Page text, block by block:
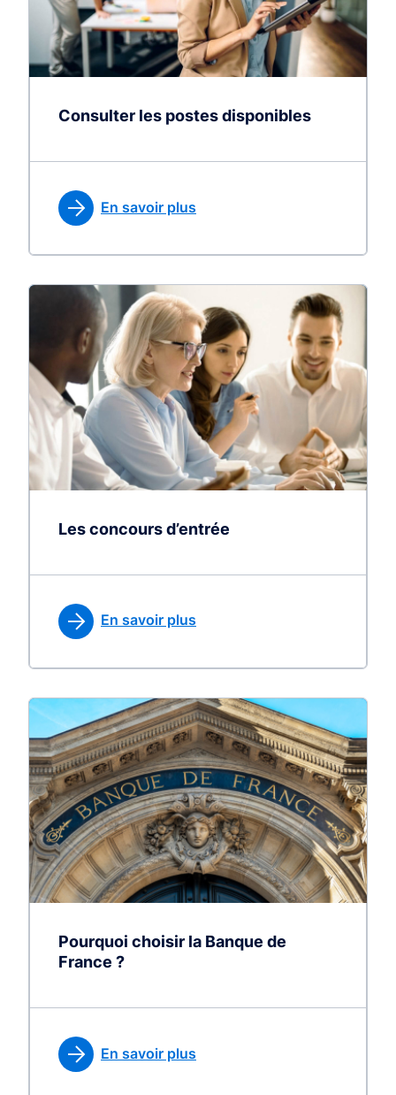
Consulter les postes disponibles
En savoir plus
Les concours d’entrée
En savoir plus
Pourquoi choisir la Banque de
France ?
En savoir plus